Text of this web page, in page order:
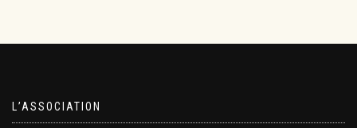
L’ASSOCIATION